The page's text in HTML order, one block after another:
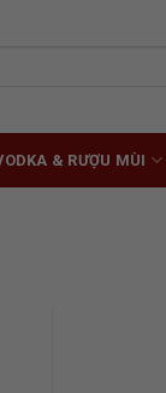
& RƯỢU MÙI